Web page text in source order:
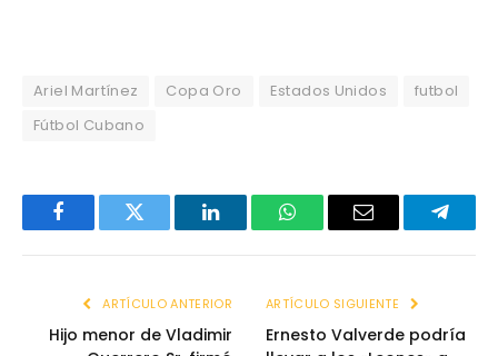
Ariel Martínez Copa Oro Estados Unidos
futbol
Fútbol Cubano
FacebookTwitter LinkedInWhatsAppEmail
ARTÍCULO ANTERIOR
Hijo menor de Vladimir
ARTÍCULO SIGUIENTE
Ernesto Valverde podría